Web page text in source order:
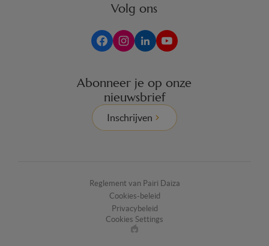
Volg ons
Abonneer je op onze
nieuwsbrief
Inschrijven
Reglement van Pairi Daiza
Cookies-beleid
Privacybeleid
Cookies Settings
Made